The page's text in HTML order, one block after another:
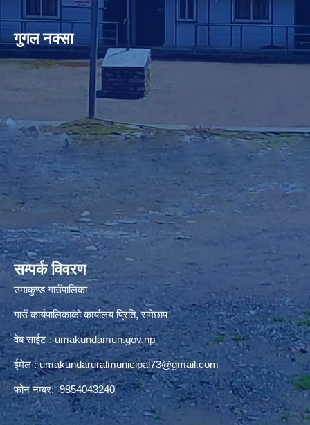
गुगल नक्सा
premium bootstrap themes
सम्पर्क विवरण
उमाकुण्ड गाउँपालिका
गाउँ कार्यपालिकाको कार्यालय प्रिति, रामेछाप
वेब साईट : umakundamun.gov.np
ईमेल :umakundaruralmunicipal73@gmail.com
फोन नम्बर: 9854043240